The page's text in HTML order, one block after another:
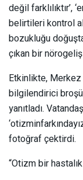
değil farklılıktır’,
belirtileri kontrol
bozukluğu
çıkan bir
Etkinlikte,
bilgilendirici
yanıtladı.
fotoğraf çektirdi.
“Otizm bir